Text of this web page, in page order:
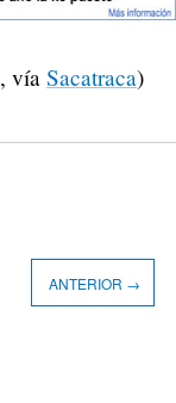
, vía Sacatraca)
ANTERIOR →